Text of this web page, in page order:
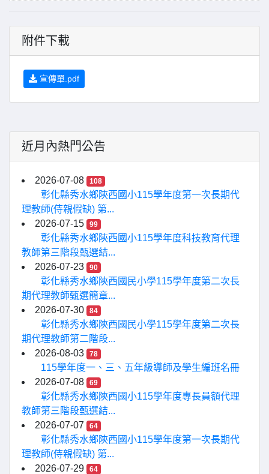
附件下載
宣傳單.pdf
近月內熱門公告
2026-07-08 108
彰化縣秀水鄉陝西國小115學年度第一次長期代
理教師(侍親假缺) 第...
2026-07-15
99
彰化縣秀水鄉陝西國小115學年度科技教育代理
教師第三階段甄選結...
2026-07-23
90
彰化縣秀水鄉陝西國民小學115學年度第二次長
期代理教師甄選簡章...
2026-07-30
84
彰化縣秀水鄉陝西國民小學115學年度第二次長
期代理教師第二階段...
2026-08-03
78
115學年度一、三、五年級導師及學生編班名冊
2026-07-08
69
彰化縣秀水鄉陝西國小115學年度專長員額代理
教師第三階段甄選結...
2026-07-07
64
彰化縣秀水鄉陝西國小115學年度第一次長期代
理教師(侍親假缺) 第...
2026-07-29
64